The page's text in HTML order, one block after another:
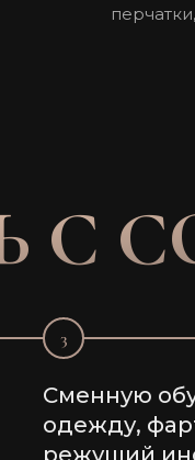
С
3
Сменную
одежду,
режущий